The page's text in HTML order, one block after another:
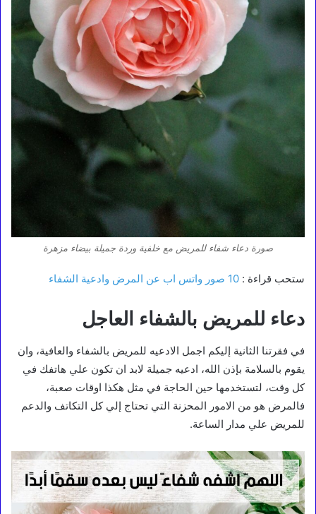
صورة دعاء شفاء للمريض مع خلفية وردة جميلة بيضاء مزهرة
ستحب قراءة : 10 صور واتس اب عن المرض وادعية الشفاء
دعاء للمريض بالشفاء العاجل
في فقرتنا الثانية إليكم اجمل الادعيه للمريض بالشفاء والعافية، وان
يقوم بالسلامة بإذن الله، ادعيه جميلة لابد ان تكون علي هاتفك في
كل وقت، لتستخدمها حين الحاجة في مثل هكذا اوقات صعبة،
فالمرض هو من الامور المحزنة التي تحتاج إلي كل التكاتف والدعم
للمريض علي مدار الساعة.